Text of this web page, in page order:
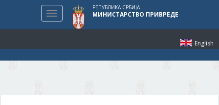
English
Toggle
navigation
РЕПУБЛИКА СРБИЈА
МИНИСТАРСТВО ПРИВРЕДЕ